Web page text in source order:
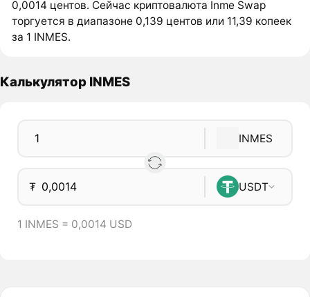
0,0014 центов. Сейчас криптовалюта Inme Swap
торгуется в диапазоне 0,139 центов или 11,39 копеек
за 1 INMES.
Калькулятор INMES
INMES
₮ USDT
1 INMES = 0,0014 USD